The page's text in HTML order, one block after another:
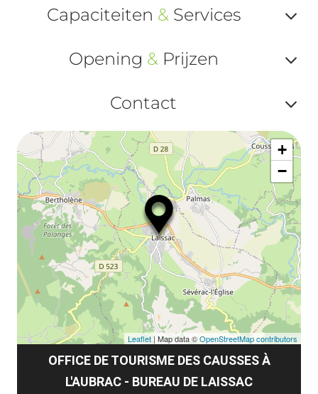
ou
Capaciteiten & Services
ou
Opening & Prijzen
ou
et
Contact
ou
OFFICE DE TOURISME DES CAUSSES À
L'AUBRAC - BUREAU DE LAISSAC
+
−
Leaflet| Map data ©OpenStreetMap contributors